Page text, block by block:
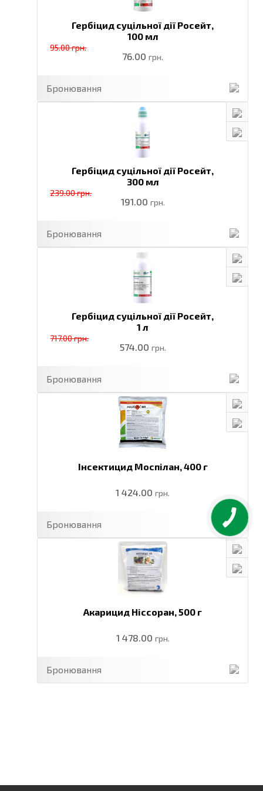
Гербіцид суцільної дії Росейт,
100 мл
76.00 грн.
95.00 грн.
Бронювання
Гербіцид суцільної дії Росейт,
300 мл
191.00 грн.
239.00 грн.
Бронювання
Гербіцид суцільної дії Росейт,
1 л
574.00 грн.
717.00 грн.
Бронювання
Інсектицид Моспілан,400 г
1 424.00 грн.
Бронювання
Акарицид Ніссоран,500 г
1 478.00 грн.
Бронювання